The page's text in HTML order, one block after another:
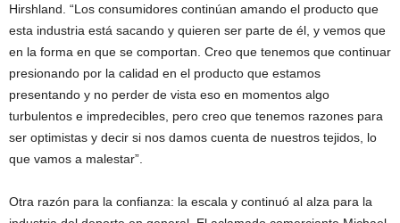
Hirshland. “Los consumidores continúan amando el producto que
esta industria está sacando y quieren ser parte de él, y vemos que
en la forma en que se comportan. Creo que tenemos que continuar
presionando por la calidad en el producto que estamos
presentando y no perder de vista eso en momentos algo
turbulentos e impredecibles, pero creo que tenemos razones para
ser optimistas y decir si nos damos cuenta de nuestros tejidos, lo
que vamos a malestar”.
Otra razón para la confianza: la escala y continuó al alza para la